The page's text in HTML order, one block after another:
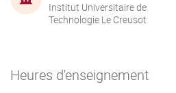
Institut Universitaire de
Technologie Le Creusot
Heures d'enseignement